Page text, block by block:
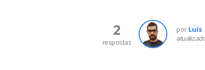
por Luís
2
respostas